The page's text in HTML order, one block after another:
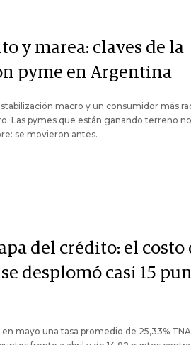
y marea: claves de la
pyme en Argentina
macro y un consumidor más
Las pymes que están ganando terreno
se movieron antes.
del crédito: el costo
desplomó casi 15
en mayo una tasa promedio de 25,33%